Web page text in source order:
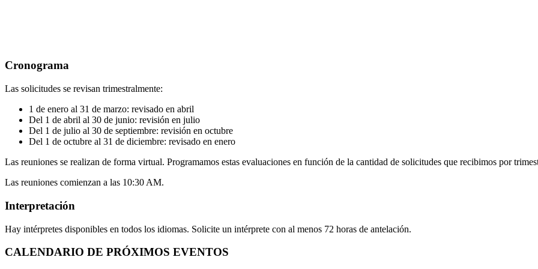
Cronograma
Las solicitudes se revisan trimestralmente:
1 de enero al 31 de marzo: revisado en abril
Del 1 de abril al 30 de junio: revisión en julio
Del 1 de julio al 30 de septiembre: revisión en octubre
Del 1 de octubre al 31 de diciembre: revisado en enero
Las reuniones se realizan de forma virtual. Programamos estas evaluaciones en función de la cantidad de solicitudes que recibimos por
Las reuniones comienzan a las 10:30 AM.
Interpretación
Hay intérpretes disponibles en todos los idiomas. Solicite un intérprete con al menos 72 horas de antelación.
CALENDARIO DE PRÓXIMOS EVENTOS